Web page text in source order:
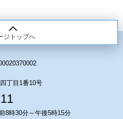
ジトップへ
丁目1番10号
8時30分～午後5時15分